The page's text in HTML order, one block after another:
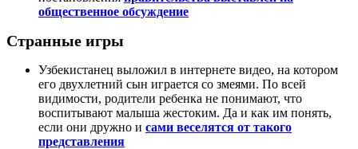
общественное обсуждение
Странные игры
Узбекистанец выложил в интернете видео, на котором
его двухлетний сын играется со змеями. По всей
видимости, родители ребенка не понимают, что
воспитывают малыша жестоким. Да и как им понять,
если они дружно и сами веселятся от такого
представления